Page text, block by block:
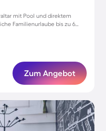
mit Pool und direktem
Familienurlaube bis zu 6
Zum Angebot